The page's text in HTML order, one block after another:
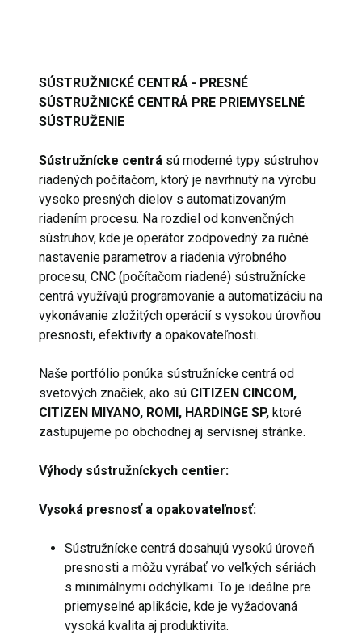
SÚSTRUŽNICKÉ CENTRÁ - PRESNÉ
SÚSTRUŽNICKÉ CENTRÁ PRE PRIEMYSELNÉ
SÚSTRUŽENIE
Sústružnícke centrá sú moderné typy sústruhov
riadených počítačom, ktorý je navrhnutý na výrobu
vysoko presných dielov s automatizovaným
riadením procesu. Na rozdiel od konvenčných
sústruhov, kde je operátor zodpovedný za ručné
nastavenie parametrov a riadenia výrobného
procesu, CNC (počítačom riadené) sústružnícke
centrá využívajú programovanie a automatizáciu na
vykonávanie zložitých operácií s vysokou úrovňou
presnosti, efektivity a opakovateľnosti.
Naše portfólio ponúka sústružnícke centrá od
svetových značiek, ako sú CITIZEN CINCOM,
CITIZEN MIYANO, ROMI, HARDINGE SP, ktoré
zastupujeme po obchodnej aj servisnej stránke.
Výhody sústružníckych centier:
Vysoká presnosť a opakovateľnosť:
Sústružnícke centrá dosahujú vysokú úroveň
presnosti a môžu vyrábať vo veľkých sériách
s minimálnymi odchýlkami. To je ideálne pre
priemyselné aplikácie, kde je vyžadovaná
vysoká kvalita aj produktivita.